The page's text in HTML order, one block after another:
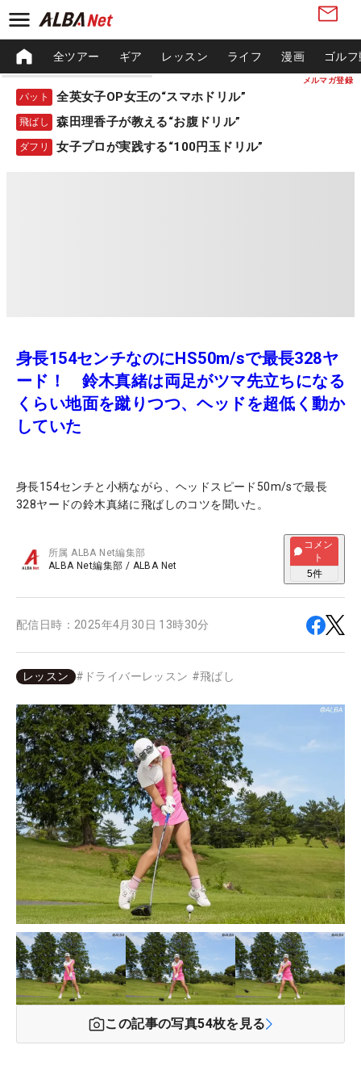
メルマガ登録
全ツアー ギア レッスン ライフ 漫画 ゴル
パット 全英女子OP女王の“スマホドリル”
飛ばし 森田理香子が教える“お腹ドリル”
ダフリ 女子プロが実践する“100円玉ドリル”
身長154センチなのにHS50m/sで最長328ヤ
ード！ 鈴木真緒は両足がツマ先立ちになる
くらい地面を蹴りつつ、ヘッドを超低く動か
していた
身長154センチと小柄ながら、ヘッドスピード50m/sで最長
328ヤードの鈴木真緒に飛ばしのコツを聞いた。
所属ALBA Net編集部
ALBA Net編集部 / ALBA Net
コメン
ト
5件
配信日時： 2025年4月30日 13時30分
レッスン # ドライバーレッスン #飛ばし
この記事の写真54枚を見る